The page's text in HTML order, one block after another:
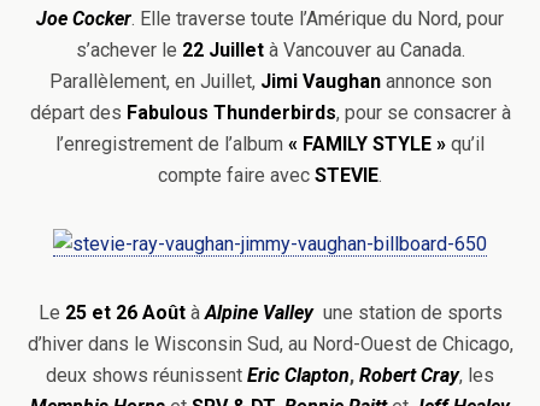
Joe Cocker. Elle traverse toute l’Amérique du Nord, pour
s’achever le 22 Juillet à Vancouver au Canada.
Parallèlement, en Juillet, Jimi Vaughanannonce son
départ des Fabulous Thunderbirds, pour se consacrer à
l’enregistrement de l’album « FAMILY STYLE » qu’il
compte faire avec STEVIE.
Le 25 et 26 Août àAlpine Valleyune station de sports
d’hiver dans le Wisconsin Sud, au Nord-Ouest de Chicago,
deux shows réunissent Eric Clapton, Robert Cray, les